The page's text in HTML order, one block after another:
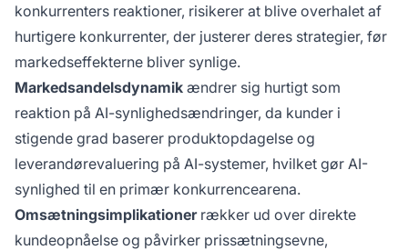
konkurrenters reaktioner, risikerer at blive overhalet af
hurtigere konkurrenter, der justerer deres strategier, før
markedseffekterne bliver synlige.
Markedsandelsdynamik ændrer sig hurtigt som
reaktion på AI-synlighedsændringer, da kunder i
stigende grad baserer produktopdagelse og
leverandørevaluering på AI-systemer, hvilket gør AI-
synlighed til en primær konkurrencearena.
Omsætningsimplikationerrækker ud over direkte
kundeopnåelse og påvirker prissætningsevne,